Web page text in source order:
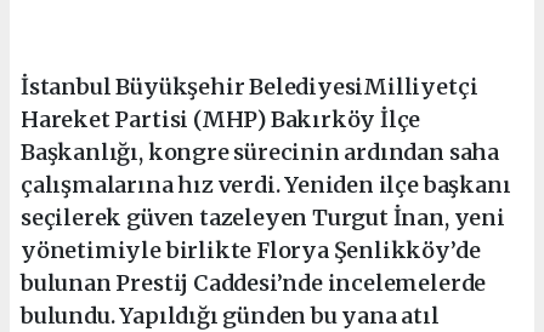
İstanbul Büyükşehir BelediyesiMilliyetçi
Hareket Partisi (MHP) Bakırköy İlçe
Başkanlığı, kongre sürecinin ardından saha
çalışmalarına hız verdi. Yeniden ilçe başkanı
seçilerek güven tazeleyen Turgut İnan, yeni
yönetimiyle birlikte Florya Şenlikköy’de
bulunan Prestij Caddesi’nde incelemelerde
bulundu. Yapıldığı günden bu yana atıl